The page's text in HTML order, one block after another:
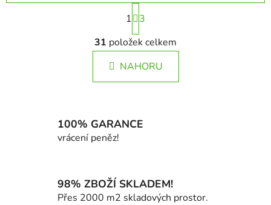
O
v
l
á
d
í
k
y
S
t
r
á
n
k
í
1
3
31 položek celkem
NAHORU
100% GARANCE
vrácení peněz!
98% ZBOŽÍ SKLADEM!
Přes 2000 m2 skladových prostor.